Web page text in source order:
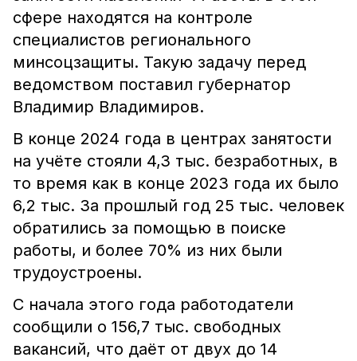
сфере находятся на контроле
специалистов регионального
минсоцзащиты. Такую задачу перед
ведомством поставил губернатор
Владимир Владимиров.
В конце 2024 года в центрах занятости
на учёте стояли 4,3 тыс. безработных, в
то время как в конце 2023 года их было
6,2 тыс. За прошлый год 25 тыс. человек
обратились за помощью в поиске
работы, и более 70% из них были
трудоустроены.
С начала этого года работодатели
сообщили о 156,7 тыс. свободных
вакансий, что даёт от двух до 14